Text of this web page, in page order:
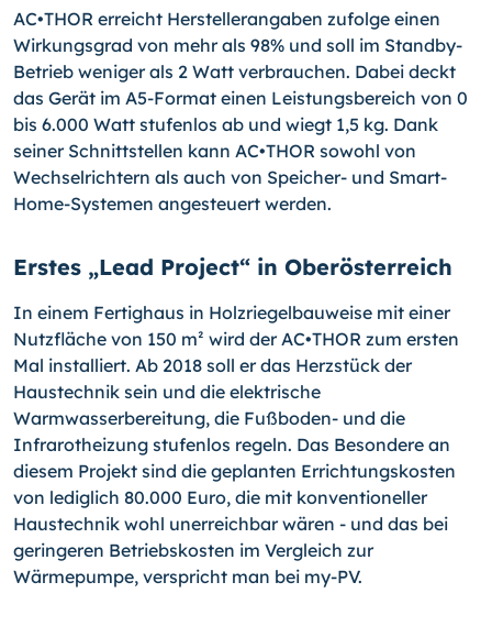
AC•THOR erreicht Herstellerangaben zufolge einen
Wirkungsgrad von mehr als 98% und soll im Standby-
Betrieb weniger als 2 Watt verbrauchen. Dabei deckt
das Gerät im A5-Format einen Leistungsbereich von 0
bis 6.000 Watt stufenlos ab und wiegt 1,5 kg. Dank
seiner Schnittstellen kann AC•THOR sowohl von
Wechselrichtern als auch von Speicher- und Smart-
Home-Systemen angesteuert werden.
Erstes „Lead Project“ in Oberösterreich
In einem Fertighaus in Holzriegelbauweise mit einer
Nutzfläche von 150 m² wird der AC•THOR zum ersten
Mal installiert. Ab 2018 soll er das Herzstück der
Haustechnik sein und die elektrische
Warmwasserbereitung, die Fußboden- und die
Infrarotheizung stufenlos regeln. Das Besondere an
diesem Projekt sind die geplanten Errichtungskosten
von lediglich 80.000 Euro, die mit konventioneller
Haustechnik wohl unerreichbar wären - und das bei
geringeren Betriebskosten im Vergleich zur
Wärmepumpe, verspricht man bei my-PV.